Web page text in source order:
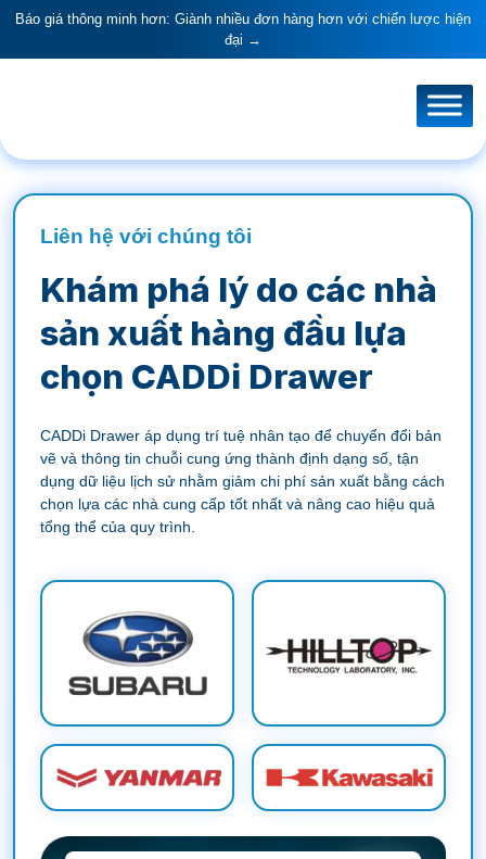
Báo giá thông minh hơn: Giành nhiều đơn hàng hơn với chiến lược hiện
đại →
Liên hệ với chúng tôi
Khám phá lý do các nhà
sản xuất hàng đầu lựa
chọn CADDi Drawer
CADDi Drawer áp dụng trí tuệ nhân tạo để chuyển đổi bản
vẽ và thông tin chuỗi cung ứng thành định dạng số, tận
dụng dữ liệu lịch sử nhằm giảm chi phí sản xuất bằng cách
chọn lựa các nhà cung cấp tốt nhất và nâng cao hiệu quả
tổng thể của quy trình.